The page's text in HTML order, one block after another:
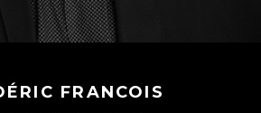
FRANCOIS